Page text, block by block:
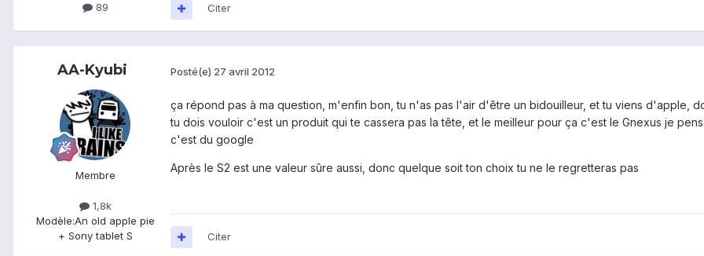
89 Citer
AA-Kyubi
Membre
1,8k
Modèle:An old apple pie
+ Sony tablet S
Posté(e) 27 avril 2012
ça répond pas à ma question, m'enfin bon, tu n'as pas l'air d'être un bidouilleur, et tu viens d'apple,
tu dois vouloir c'est un produit qui te cassera pas la tête, et le meilleur pour ça c'est le Gnexus je
c'est du google
Après le S2 est une valeur sûre aussi, donc quelque soit ton choix tu ne le regretteras pas
Citer